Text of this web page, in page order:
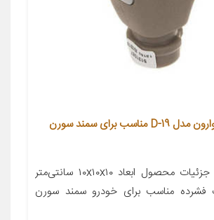
سر دنده خودرو وارون مدل D-19 مناسب برای سمند سورن
معرفی محصول جزئیات محصول ابعاد ۱۰x۱۰x۱۰ سانتی‌متر
مناسب برای خودرو سمند سورن